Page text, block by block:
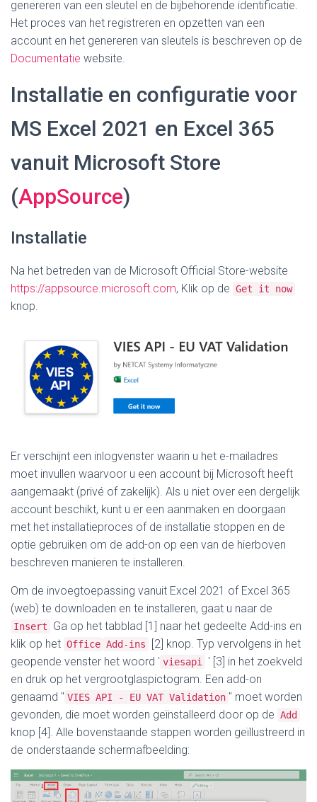
genereren van een sleutel en de bijbehorende identificatie.
Het proces van het registreren en opzetten van een
account en het genereren van sleutels is beschreven op de
Documentatie website.
Installatie en configuratie voor
MS Excel 2021 en Excel 365
vanuit Microsoft Store
(AppSource)
Installatie
Na het betreden van de Microsoft Official Store-website
https://appsource.microsoft.com, Klik op de Get it now
knop.
Er verschijnt een inlogvenster waarin u het e-mailadres
moet invullen waarvoor u een account bij Microsoft heeft
aangemaakt (privé of zakelijk). Als u niet over een dergelijk
account beschikt, kunt u er een aanmaken en doorgaan
met het installatieproces of de installatie stoppen en de
optie gebruiken om de add-on op een van de hierboven
beschreven manieren te installeren.
Om de invoegtoepassing vanuit Excel 2021 of Excel 365
(web) te downloaden en te installeren, gaat u naar de
Insert
Ga op het tabblad [1] naar het gedeelte Add-ins en
klik op het Office Add-ins
[2] knop. Typ vervolgens in het
geopende venster het woord ' viesapi ′ [3] in het zoekveld
en druk op het vergrootglaspictogram. Een add-on
genaamd " VIES API - EU VAT Validation " moet worden
gevonden, die moet worden geïnstalleerd door op de Add
knop [4]. Alle bovenstaande stappen worden geïllustreerd in
de onderstaande schermafbeelding: